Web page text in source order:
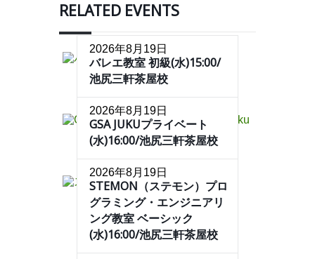
RELATED EVENTS
2026年8月19日
バレエ教室 初級(水)15:00/
池尻三軒茶屋校
2026年8月19日
GSA JUKUプライベート
(水)16:00/池尻三軒茶屋校
2026年8月19日
STEMON（ステモン）プロ
グラミング・エンジニアリ
ング教室 ベーシック
(水)16:00/池尻三軒茶屋校